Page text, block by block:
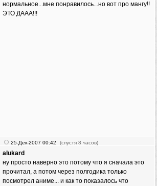
нормальное...мне понравилось...но вот про мангу!!
ЭТО ДААА!!!
25-Дек-2007 00:42 (спустя 8 часов)
alukard
ну просто наверно это потому что я сначала это
прочитал, а потом через полгодика только
посмотрел аниме... и как то показалось что